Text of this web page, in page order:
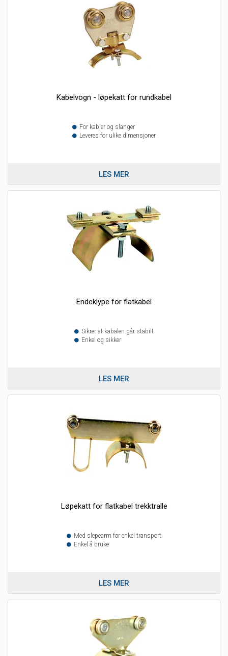
Kabelvogn - løpekatt for rundkabel
For kabler og slanger
Leveres for ulike dimensjoner
LES MER
Endeklype for flatkabel
Sikrer at kabalen går stabilt
Enkel og sikker
LES MER
Løpekatt for flatkabel trekktralle
Med slepearm for enkel transport
Enkel å bruke
LES MER